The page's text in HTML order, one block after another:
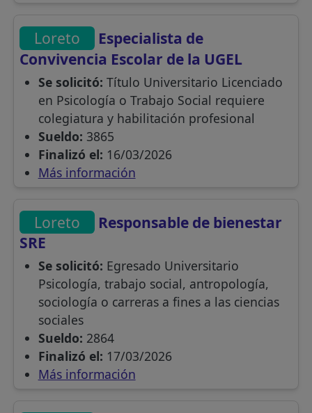
Loreto
Especialista de
Convivencia Escolar de la UGEL
Se solicitó: Título Universitario Licenciado
en Psicología o Trabajo Social requiere
colegiatura y habilitación profesional
Sueldo: 3865
Finalizó el: 16/03/2026
Más información
Loreto
Responsable de bienestar
SRE
Se solicitó: Egresado Universitario
Psicología, trabajo social, antropología,
sociología o carreras a fines a las ciencias
sociales
Sueldo: 2864
Finalizó el: 17/03/2026
Más información